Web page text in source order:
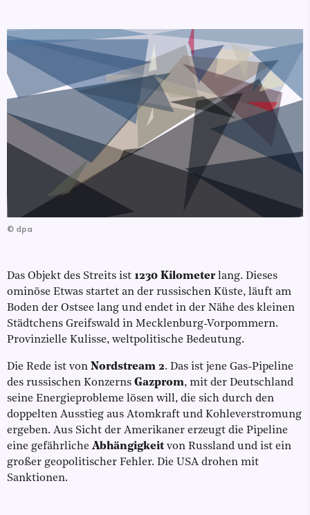
© dpa
Das Objekt des Streits ist 1230 Kilometerlang. Dieses
ominöse Etwas startet an der russischen Küste, läuft am
Boden der Ostsee lang und endet in der Nähe des kleinen
Städtchens Greifswald in Mecklenburg-Vorpommern.
Provinzielle Kulisse, weltpolitische Bedeutung.
Die Rede ist von Nordstream 2. Das ist jene Gas-Pipeline
des russischen Konzerns Gazprom, mit der Deutschland
seine Energieprobleme lösen will, die sich durch den
doppelten Ausstieg aus Atomkraft und Kohleverstromung
ergeben. Aus Sicht der Amerikaner erzeugt die Pipeline
eine gefährliche Abhängigkeit von Russland und ist ein
großer geopolitischer Fehler. Die USA drohen mit
Sanktionen.